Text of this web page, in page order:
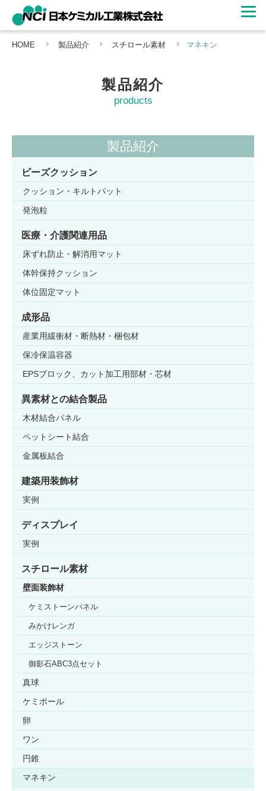
HOME 製品紹介 スチロール素材 マネキン
製品紹介
products
製品紹介
ビーズクッション
クッション・キルトパット
発泡粒
医療・介護関連用品
床ずれ防止・解消用マット
体幹保持クッション
体位固定マット
成形品
産業用緩衝材・断熱材・梱包材
保冷保温容器
EPSブロック、カット加工用部材・芯材
異素材との結合製品
木材結合パネル
ペットシート結合
金属板結合
建築用装飾材
実例
ディスプレイ
実例
スチロール素材
壁面装飾材
ケミストーンパネル
みかけレンガ
エッジストーン
御影石ABC3点セット
真球
ケミポール
卵
ワン
円錐
マネキン